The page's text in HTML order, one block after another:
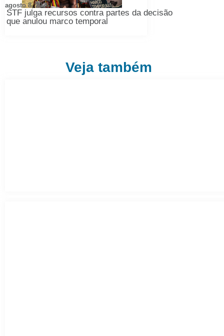
STF julga recursos contra partes da decisão
que anulou marco temporal
agosto 8, 2026
Veja também